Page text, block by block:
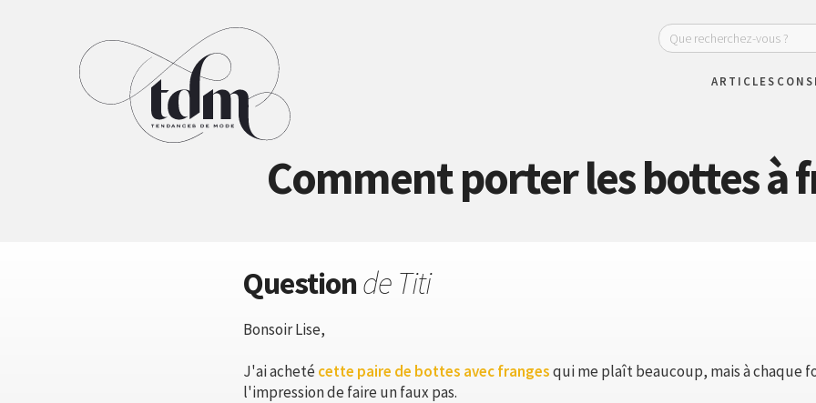
ARTICLES
Comment porter les bottes à
Questionde Titi
Bonsoir Lise,
J'ai achetécette paire de bottes avec frangesqui me plaît beaucoup, mais à chaque
l'impression de faire un faux pas.